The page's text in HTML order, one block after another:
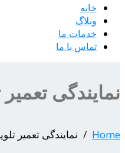
خانه
وبلاگ
خدمات ما
تماس با ما
نمایندگی تعمیر
Home نمایندگی تعمیر